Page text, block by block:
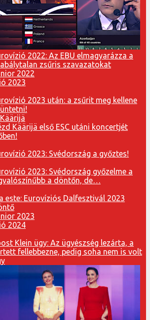
2022: Az EBU elmagyarázza a
zsűris szavazatokat
2022
2023
2023 után: a zsűrit meg kellene
Käärijä első ESC utáni koncertjét
2023: Svédország a győztes!
2023: Svédország győzelme a
a döntőn, de…
este: Eurovíziós Dalfesztivál 2023
2023
2024
Klein ügy: Az ügyészség lezárta, a
fellebbezne, pedig soha nem is volt